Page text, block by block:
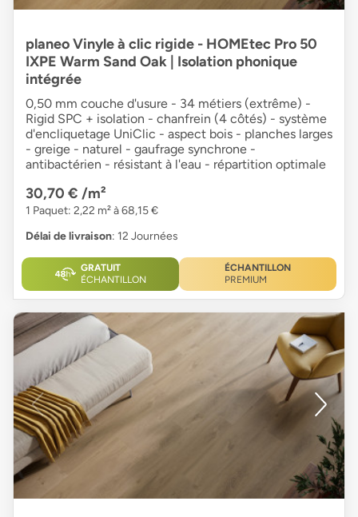
planeo Vinyle à clic rigide - HOMEtec Pro 50
IXPE Warm Sand Oak | Isolation phonique
intégrée
0,50 mm couche d'usure - 34 métiers (extrême) -
Rigid SPC + isolation - chanfrein (4 côtés) - système
d'encliquetage UniClic - aspect bois - planches larges
- greige - naturel - gaufrage synchrone -
antibactérien - résistant à l'eau - répartition optimale
30,70 € /m²
1 Paquet: 2,22 m² à 68,15 €
Délai de livraison: 12 Journées
GRATUIT
ÉCHANTILLON
ÉCHANTILLON
PREMIUM